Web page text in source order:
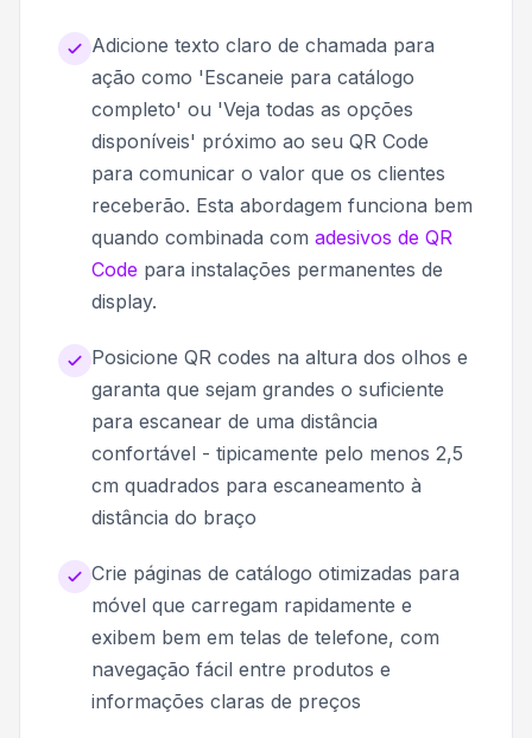
Adicione texto claro de chamada para
ação como 'Escaneie para catálogo
completo' ou 'Veja todas as opções
disponíveis' próximo ao seu QR Code
para comunicar o valor que os clientes
receberão. Esta abordagem funciona bem
quando combinada com adesivos de QR
Code para instalações permanentes de
display.
Posicione QR codes na altura dos olhos e
garanta que sejam grandes o suficiente
para escanear de uma distância
confortável - tipicamente pelo menos 2,5
cm quadrados para escaneamento à
distância do braço
Crie páginas de catálogo otimizadas para
móvel que carregam rapidamente e
exibem bem em telas de telefone, com
navegação fácil entre produtos e
informações claras de preços